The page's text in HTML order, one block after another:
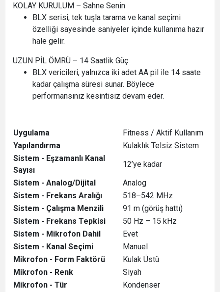
KOLAY KURULUM – Sahne Senin
BLX serisi, tek tuşla tarama ve kanal seçimi
özelliği sayesinde saniyeler içinde kullanıma hazır
hale gelir.
UZUN PİL ÖMRÜ – 14 Saatlik Güç
BLX vericileri, yalnızca iki adet AA pil ile 14 saate
kadar çalışma süresi sunar. Böylece
performansınız kesintisiz devam eder.
Uygulama
Fitness / Aktif Kullanım
Yapılandırma
Kulaklık Telsiz Sistem
Sistem - Eşzamanlı Kanal
Sayısı
12’ye kadar
Sistem - Analog/Dijital
Analog
Sistem - Frekans Aralığı
518–542 MHz
Sistem - Çalışma Menzili
91 m (görüş hattı)
Sistem - Frekans Tepkisi
50 Hz – 15 kHz
Sistem - Mikrofon Dahil
Evet
Sistem - Kanal Seçimi
Manuel
Mikrofon - Form Faktörü
Kulak Üstü
Mikrofon - Renk
Siyah
Mikrofon - Tür
Kondenser